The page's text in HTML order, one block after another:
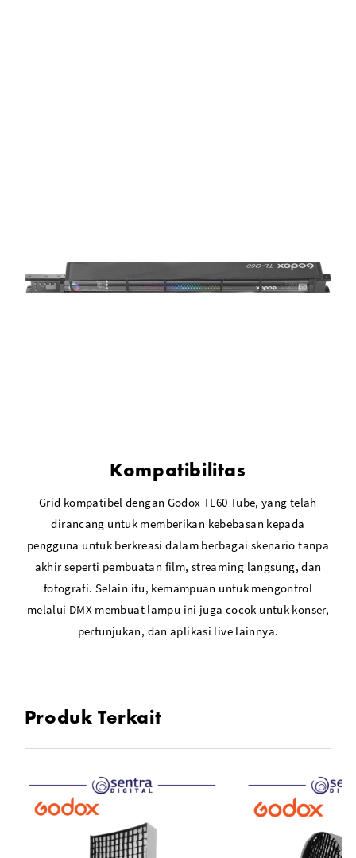
Kompatibilitas
Grid kompatibel dengan Godox TL60 Tube, yang telah
dirancang untuk memberikan kebebasan kepada
pengguna untuk berkreasi dalam berbagai skenario tanpa
akhir seperti pembuatan film, streaming langsung, dan
fotografi. Selain itu, kemampuan untuk mengontrol
melalui DMX membuat lampu ini juga cocok untuk konser,
pertunjukan, dan aplikasi live lainnya.
Produk Terkait